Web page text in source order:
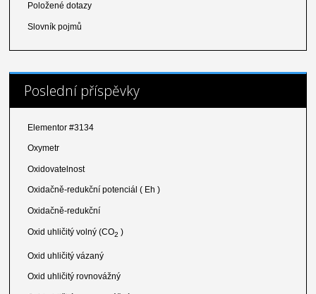
Položené dotazy
Slovník pojmů
Poslední příspěvky
Elementor #3134
Oxymetr
Oxidovatelnost
Oxidačně-redukční potenciál ( Eh )
Oxidačně-redukční
Oxid uhličitý volný (CO2)
Oxid uhličitý vázaný
Oxid uhličitý rovnovážný